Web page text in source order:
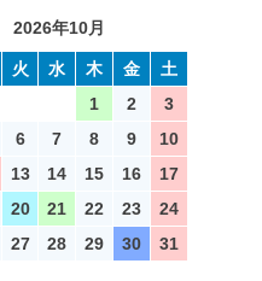
2026年10月
火 水 木 金
土
1
2
3
6 7 8 9
10
13 14 15 16
17
20 21 22 23
24
27 28 29 30 31